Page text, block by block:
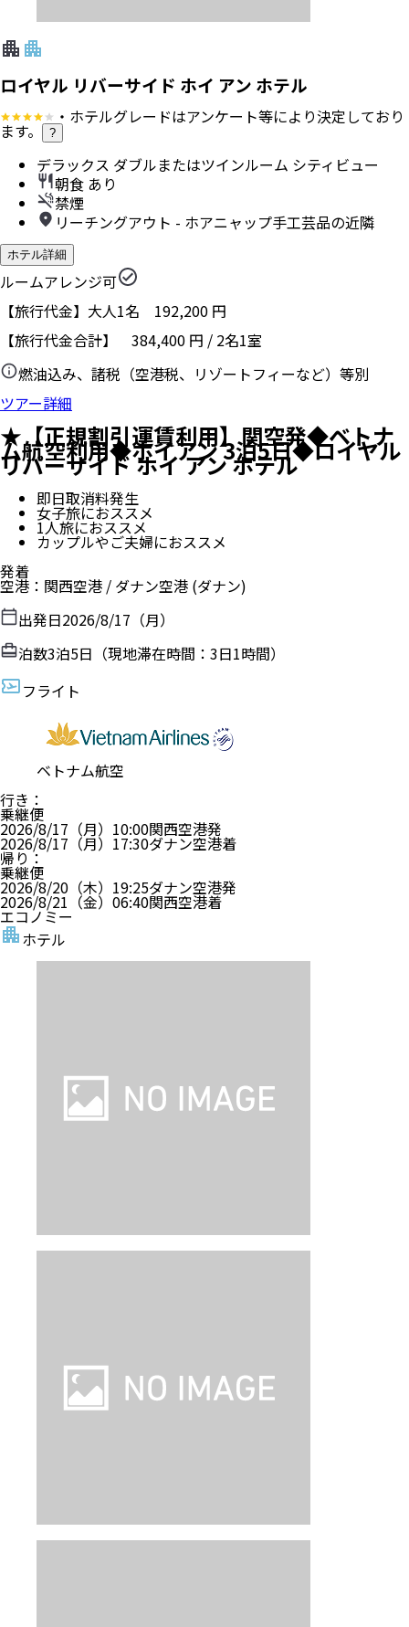
ロイヤル リバーサイド ホイ アン ホテル
・ホテルグレードはアンケート等により決定しており
ます。 ?
デラックス ダブルまたはツインルーム シティビュー
朝食 あり
禁煙
リーチングアウト - ホアニャップ手工芸品の近隣
ホテル詳細
ルームアレンジ可
【旅行代金】大人1名 192,200 円
【旅行代金合計】 384,400 円 / 2名1室
燃油込み、諸税（空港税、リゾートフィーなど）等別
ツアー詳細
★【正規割引運賃利用】関空発◆ベトナ
ム航空利用◆ホイアン 3泊5日◆ロイヤル
リバーサイド ホイ アン ホテル
即日取消料発生
女子旅におススメ
1人旅におススメ
カップルやご夫婦におススメ
発着
空港 ： 関西空港 / ダナン空港 (ダナン)
出発日2026/8/17（月）
泊数3泊5日（現地滞在時間： 3日1時間）
フライト
ベトナム航空
行き ：
乗継便
2026/8/17（月） 10:00関西空港発
2026/8/17（月） 17:30ダナン空港着
帰り ：
乗継便
2026/8/20（木） 19:25ダナン空港発
2026/8/21（金） 06:40関西空港着
エコノミー
ホテル